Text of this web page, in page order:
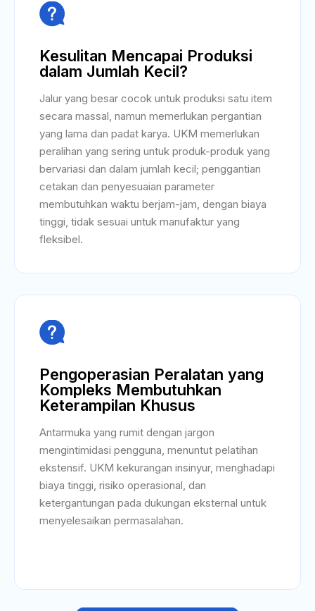

Kesulitan Mencapai Produksi
dalam Jumlah Kecil?
Jalur yang besar cocok untuk produksi satu item
secara massal, namun memerlukan pergantian
yang lama dan padat karya. UKM memerlukan
peralihan yang sering untuk produk-produk yang
bervariasi dan dalam jumlah kecil; penggantian
cetakan dan penyesuaian parameter
membutuhkan waktu berjam-jam, dengan biaya
tinggi, tidak sesuai untuk manufaktur yang
fleksibel.

Pengoperasian Peralatan yang
Kompleks Membutuhkan
Keterampilan Khusus
Antarmuka yang rumit dengan jargon
mengintimidasi pengguna, menuntut pelatihan
ekstensif. UKM kekurangan insinyur, menghadapi
biaya tinggi, risiko operasional, dan
ketergantungan pada dukungan eksternal untuk
menyelesaikan permasalahan.